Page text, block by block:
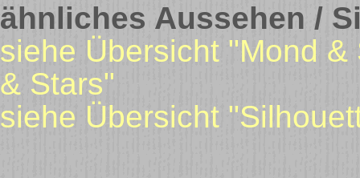
ähnliches Aussehen /
siehe Übersicht "Mond
& Stars"
siehe Übersicht